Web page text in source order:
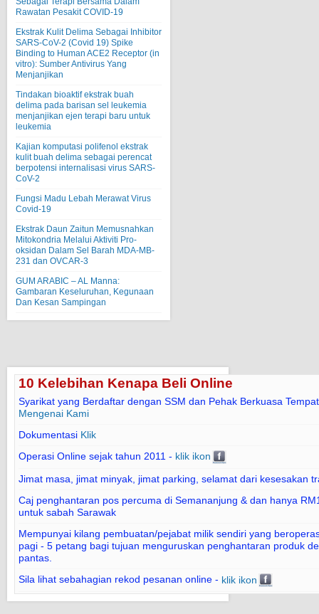
Rawatan Pesakit COVID-19
Ekstrak Kulit Delima Sebagai Inhibitor
SARS-CoV-2 (Covid 19) Spike
Binding to Human ACE2 Receptor (in
vitro): Sumber Antivirus Yang
Menjanjikan
Tindakan bioaktif ekstrak buah
delima pada barisan sel leukemia
menjanjikan ejen terapi baru untuk
leukemia
Kajian komputasi polifenol ekstrak
kulit buah delima sebagai perencat
berpotensi internalisasi virus SARS-
CoV-2
Fungsi Madu Lebah Merawat Virus
Covid-19
Ekstrak Daun Zaitun Memusnahkan
Mitokondria Melalui Aktiviti Pro-
oksidan Dalam Sel Barah MDA-MB-
231 dan OVCAR-3
GUM ARABIC – AL Manna:
Gambaran Keseluruhan, Kegunaan
Dan Kesan Sampingan
10 Kelebihan Kenapa Beli Online
Syarikat yang Berdaftar dengan SSM dan Pehak Berkuasa
Mengenai Kami
Dokumentasi Klik
Operasi Online sejak tahun 2011 - klik ikon
Jimat masa, jimat minyak, jimat parking, selamat dari kesesakan
Caj penghantaran pos percuma di Semananjung & dan hanya
untuk sabah Sarawak
Mempunyai kilang pembuatan/pejabat milik sendiri yang
pagi - 5 petang bagi tujuan menguruskan penghantaran produk
pantas.
Sila lihat sebahagian rekod pesanan online - klik ikon